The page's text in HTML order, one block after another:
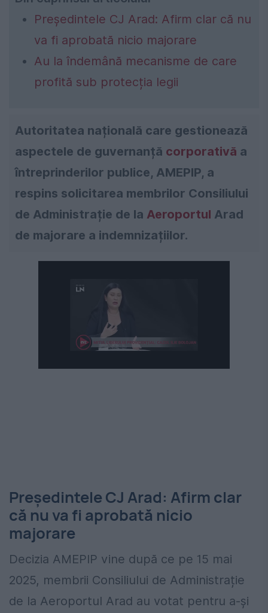
Președintele CJ Arad: Afirm clar că nu
va fi aprobată nicio majorare
Au la îndemână mecanisme de care
profită sub protecția legii
Autoritatea națională care gestionează
aspectele de guvernanță corporativă a
întreprinderilor publice, AMEPIP, a
respins solicitarea membrilor Consiliului
de Administrație de la Aeroportul Arad
de majorare a indemnizațiilor.
Președintele CJ Arad: Afirm clar
că nu va fi aprobată nicio
majorare
Decizia AMEPIP vine după ce pe 15 mai
2025, membrii Consiliului de Administrație
de la Aeroportul Arad au votat pentru a-și